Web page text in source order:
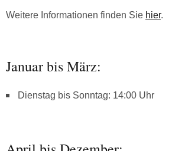
Weitere Informationen finden Sie hier.
Januar bis März:
Dienstag bis Sonntag: 14:00 Uhr